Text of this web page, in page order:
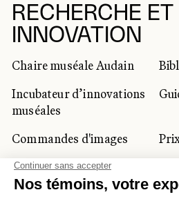
RECHERCHE ET
INNOVATION
Chaire muséale Audain
Incubateur d’innovations
muséales
Commandes d'images
Prix Lynne-Cohen